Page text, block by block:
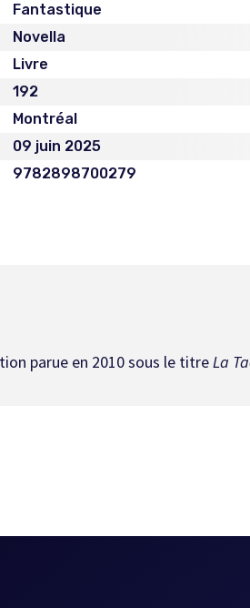
Fantastique
Novella
Livre
192
Montréal
09 juin 2025
9782898700279
parue en 2010 sous le titreLa